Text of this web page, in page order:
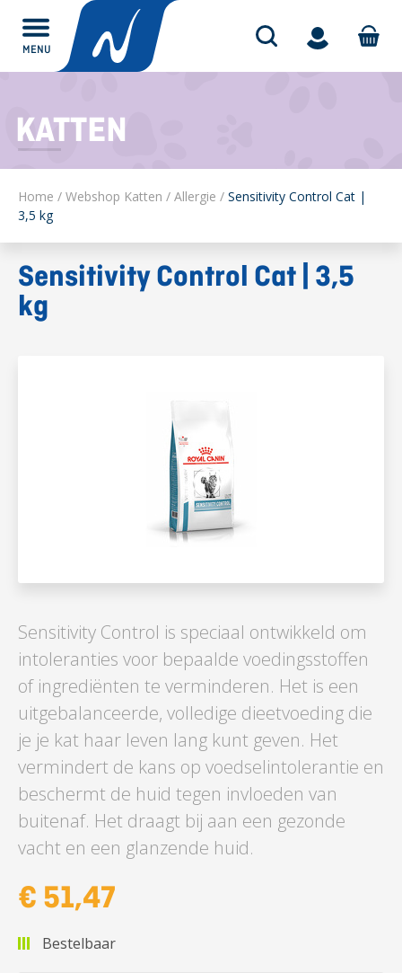
MENU
KATTEN
Home / Webshop Katten / Allergie / Sensitivity Control Cat |
3,5 kg
Sensitivity Control Cat | 3,5
kg
Sensitivity Control is speciaal ontwikkeld om
intoleranties voor bepaalde voedingsstoffen
of ingrediënten te verminderen. Het is een
uitgebalanceerde, volledige dieetvoeding die
je je kat haar leven lang kunt geven. Het
vermindert de kans op voedselintolerantie en
beschermt de huid tegen invloeden van
buitenaf. Het draagt bij aan een gezonde
vacht en een glanzende huid.
€ 51,47
Bestelbaar